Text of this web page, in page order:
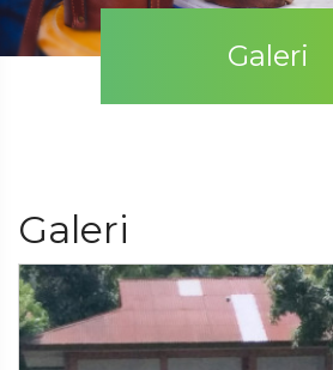
Galeri
Galeri